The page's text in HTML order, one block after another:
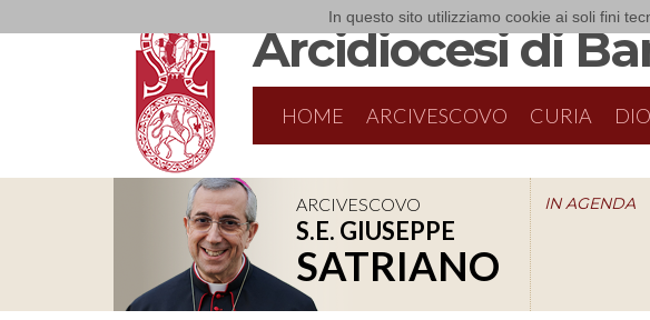
In questo sito utilizziamo cookie ai soli fini
Arcidiocesi di
HOME ARCIVESCOVO CURIA
ARCIVESCOVO
S.E. GIUSEPPE
SATRIANO
IN AGENDA